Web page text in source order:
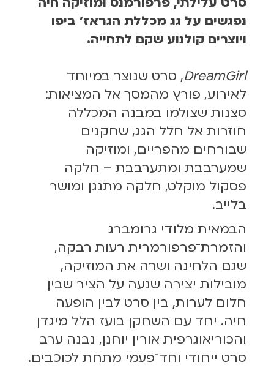
נפגשים על גג מכללת הגראז׳ ביפו
ויוצרים קולנוע שקם לתחייה.
DreamGirl, סרט שנוצר במיוחד
לאירוע, פורץ מהמסך אל המציאות:
סצנות שצולמו במבנה המכללה
חוזרות אל חלל הגג, שחקנים
שבורחים מהפריים, ומוזיקה
שמערבבת ומתערבבת – חלקה
פסקול מוקלט, חלקה מתנגן ומושר
בלייב.
הבמאית מלודי גרומברג
והזמרת־פרפורמרית רעות רבקה,
שגם הלחינה ושרה את המוזיקה,
מובילות יצירה שנעה על הציר שבין
חלום לערות, בין סרט לבין הופעה
חיה. יחד עם השחקן בועז הלל מיגדן
והכוריאוגרפית אורין יוחנן, נבנה ערב
סרט ייחודי וחד־פעמי מתחת לכוכבים.